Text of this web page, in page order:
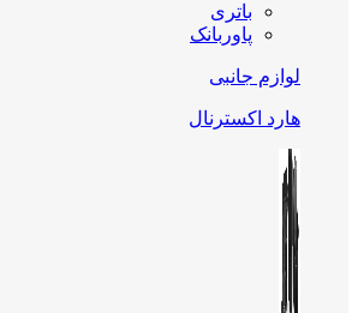
باتری
پاوربانک
لوازم جانبی
هارد اکسترنال